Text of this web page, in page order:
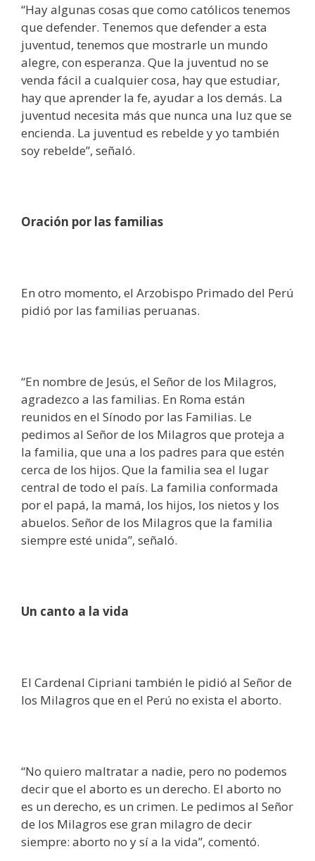
“Hay algunas cosas que como católicos tenemos
que defender. Tenemos que defender a esta
juventud, tenemos que mostrarle un mundo
alegre, con esperanza. Que la juventud no se
venda fácil a cualquier cosa, hay que estudiar,
hay que aprender la fe, ayudar a los demás. La
juventud necesita más que nunca una luz que se
encienda. La juventud es rebelde y yo también
soy rebelde”, señaló.
Oración por las familias
En otro momento, el Arzobispo Primado del Perú
pidió por las familias peruanas.
“En nombre de Jesús, el Señor de los Milagros,
agradezco a las familias. En Roma están
reunidos en el Sínodo por las Familias. Le
pedimos al Señor de los Milagros que proteja a
la familia, que una a los padres para que estén
cerca de los hijos. Que la familia sea el lugar
central de todo el país. La familia conformada
por el papá, la mamá, los hijos, los nietos y los
abuelos. Señor de los Milagros que la familia
siempre esté unida”, señaló.
Un canto a la vida
El Cardenal Cipriani también le pidió al Señor de
los Milagros que en el Perú no exista el aborto.
“No quiero maltratar a nadie, pero no podemos
decir que el aborto es un derecho. El aborto no
es un derecho, es un crimen. Le pedimos al Señor
de los Milagros ese gran milagro de decir
siempre: aborto no y sí a la vida”, comentó.